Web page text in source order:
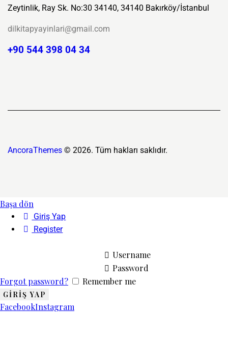
Zeytinlik, Ray Sk. No:30 34140, 34140 Bakırköy/İstanbul
dilkitapyayinlari@gmail.com
+90 544 398 04 34
AncoraThemes © 2026. Tüm hakları saklıdır.
Başa dön
Giriş Yap
Register
Username
Password
Forgot password?
Remember me
FacebookInstagram